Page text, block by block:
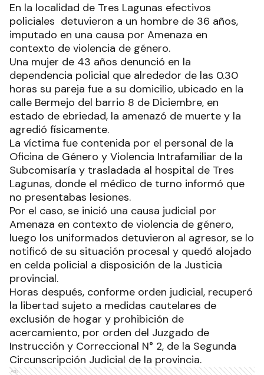
En la localidad de Tres Lagunas efectivos
policiales detuvieron a un hombre de 36 años,
imputado en una causa por Amenaza en
contexto de violencia de género.
Una mujer de 43 años denunció en la
dependencia policial que alrededor de las 0.30
horas su pareja fue a su domicilio, ubicado en la
calle Bermejo del barrio 8 de Diciembre, en
estado de ebriedad, la amenazó de muerte y la
agredió físicamente.
La víctima fue contenida por el personal de la
Oficina de Género y Violencia Intrafamiliar de la
Subcomisaría y trasladada al hospital de Tres
Lagunas, donde el médico de turno informó que
no presentabas lesiones.
Por el caso, se inició una causa judicial por
Amenaza en contexto de violencia de género,
luego los uniformados detuvieron al agresor, se lo
notificó de su situación procesal y quedó alojado
en celda policial a disposición de la Justicia
provincial.
Horas después, conforme orden judicial, recuperó
la libertad sujeto a medidas cautelares de
exclusión de hogar y prohibición de
acercamiento, por orden del Juzgado de
Instrucción y Correccional N° 2, de la Segunda
Circunscripción Judicial de la provincia.
Ads